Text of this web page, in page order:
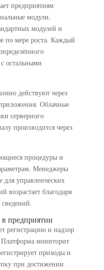
предприятиям
модули.
модулей и
по мере роста. Каждый
остальными
действуют через
Облачные
серверного
производится через
процедуры и
Менеджеры
для управленческих
возрастает благодаря
предприятии
регистрацию и надзор
мониторит
приходы и
при достижении